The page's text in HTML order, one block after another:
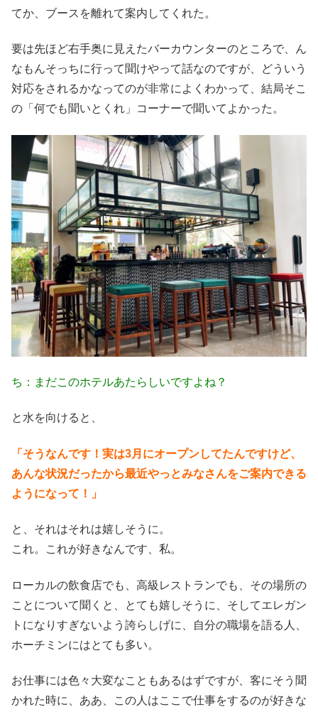
てか、ブースを離れて案内してくれた。
要は先ほど右手奥に見えたバーカウンターのところで、ん
なもんそっちに行って聞けやって話なのですが、どういう
対応をされるかなってのが非常によくわかって、結局そこ
の「何でも聞いとくれ」コーナーで聞いてよかった。
ち：まだこのホテルあたらしいですよね？
と水を向けると、
「そうなんです！実は3月にオープンしてたんですけど、
あんな状況だったから最近やっとみなさんをご案内できる
ようになって！」
と、それはそれは嬉しそうに。
これ。これが好きなんです、私。
ローカルの飲食店でも、高級レストランでも、その場所の
ことについて聞くと、とても嬉しそうに、そしてエレガン
トになりすぎないよう誇らしげに、自分の職場を語る人、
ホーチミンにはとても多い。
お仕事には色々大変なこともあるはずですが、客にそう聞
かれた時に、ああ、この人はここで仕事をするのが好きな